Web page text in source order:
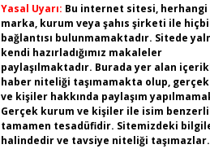
Yasal Uyarı: Bu internet sitesi, herhangi
marka, kurum veya şahıs şirketi ile
bağlantısı bulunmamaktadır. Sitede
kendi hazırladığımız makaleler
paylaşılmaktadır. Burada yer alan
haber niteliği taşımamakta olup,
ve kişiler hakkında paylaşım
Gerçek kurum ve kişiler ile isim
tamamen tesadüfidir. Sitemizdeki
halindedir ve tavsiye niteliği taşımazlar.